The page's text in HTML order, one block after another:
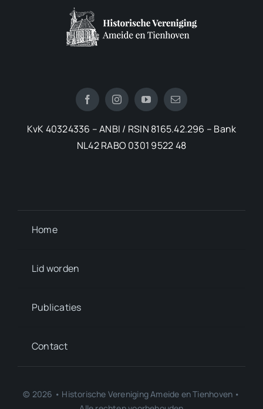
KvK 40324336 – ANBI / RSIN 8165.42.296 – Bank
NL42 RABO 0301 9522 48
Home
Lid worden
Publicaties
Contact
© 2026 • Historische Vereniging Ameide en Tienhoven •